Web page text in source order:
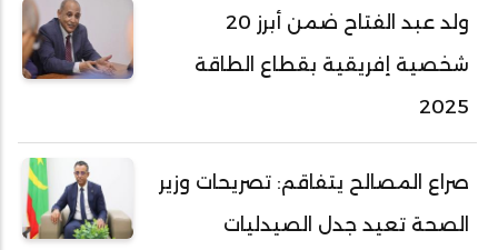
أحمد محفوظ حسني
أحمد محمد عبدالرحمن أمين
أحمد محمود محمد المامي النيسان
أحمد هارون الشيخ سيديا
أحمد ولد آبه
ولد عبد الفتاح ضمن أبرز 20
شخصية إفريقية بقطاع الطاقة
2025
صراع المصالح يتفاقم: تصريحات وزير
الصحة تعيد جدل الصيدليات